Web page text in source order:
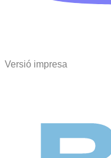
Versió impresa